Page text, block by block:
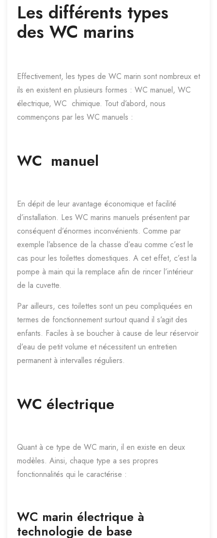
Les différents types
des WC marins
Effectivement, les types de WC marin sont nombreux et
ils en existent en plusieurs formes : WC manuel, WC
électrique, WC chimique. Tout d’abord, nous
commençons par les WC manuels :
WC manuel
En dépit de leur avantage économique et facilité
d’installation. Les WC marins manuels présentent par
conséquent d’énormes inconvénients. Comme par
exemple l’absence de la chasse d’eau comme c’est le
cas pour les toilettes domestiques. A cet effet, c’est la
pompe à main qui la remplace afin de rincer l’intérieur
de la cuvette.
Par ailleurs, ces toilettes sont un peu compliquées en
termes de fonctionnement surtout quand il s’agit des
enfants. Faciles à se boucher à cause de leur réservoir
d’eau de petit volume et nécessitent un entretien
permanent à intervalles réguliers.
WC électrique
Quant à ce type de WC marin, il en existe en deux
modèles. Ainsi, chaque type a ses propres
fonctionnalités qui le caractérise :
WC marin électrique à
technologie de base